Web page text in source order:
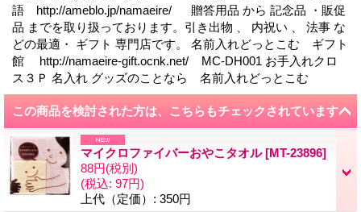
語 http://ameblo.jp/namaeire/ 贈答用品 から 記念品 ・販促
品 までを取り扱っております。引き出物 、 内祝い 、 法事 な
どの最適・ ギフト 専門店です。 名前入れどっとこむ ギフト
館 http://namaeire-gift.ocnk.net/ MC-DH001 お手入れクロ
ス３Ｐ 名入れ グッズのことなら 名前入れどっとこむ
この商品を検討された方は、こちらもチェックされています
マイクロファイバーおやこタオル[MT-23896]
88円(税別)
(税込: 97円)
上代（定価） : 350円